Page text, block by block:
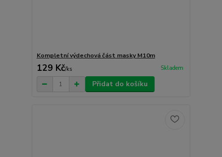
Kompletní výdechová část masky M10m
129 Kč/ks Skladem
Přidat do košíku